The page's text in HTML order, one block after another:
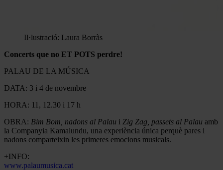
Il·lustració: Laura Borràs
Concerts que no ET POTS perdre!
PALAU DE LA MÚSICA
DATA: 3 i 4 de novembre
HORA: 11, 12.30 i 17 h
OBRA: Bim Bom, nadons al Palau i Zig Zag, passets al Palau amb
la Companyia Kamalundu, una experiència única perquè pares i
nadons comparteixin les primeres emocions musicals.
+INFO:
www.palaumusica.cat